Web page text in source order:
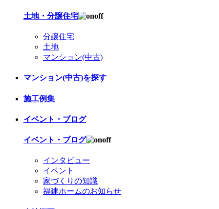
土地・分譲住宅
分譲住宅
土地
マンション(中古)
マンション(中古)を探す
施工例集
イベント・ブログ
イベント・ブログ
インタビュー
イベント
家づくりの知識
福建ホームのお知らせ